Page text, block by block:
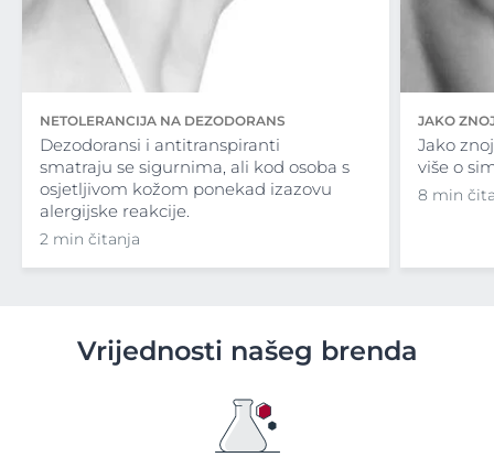
NETOLERANCIJA NA DEZODORANS
Dezodoransi i antitranspiranti
smatraju se sigurnima, ali kod osoba s
osjetljivom kožom ponekad izazovu
alergijske reakcije.
2 min čitanja
JAKO
Jako
više o
8 min
Vrijednosti našeg brenda